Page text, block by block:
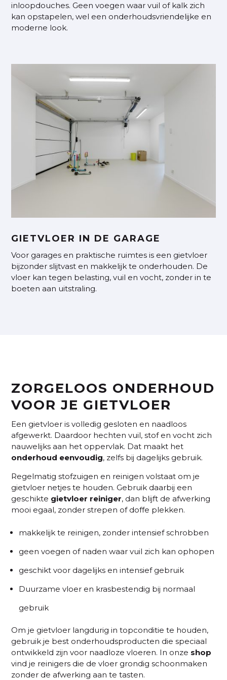
inloopdouches. Geen voegen waar vuil of kalk zich
kan opstapelen, wel een onderhoudsvriendelijke en
moderne look.
GIETVLOER IN DE GARAGE
Voor garages en praktische ruimtes is een gietvloer
bijzonder slijtvast en makkelijk te onderhouden. De
vloer kan tegen belasting, vuil en vocht, zonder in te
boeten aan uitstraling.
ZORGELOOS ONDERHOUD
VOOR JE GIETVLOER
Een gietvloer is volledig gesloten en naadloos
afgewerkt. Daardoor hechten vuil, stof en vocht zich
nauwelijks aan het oppervlak. Dat maakt het
onderhoud eenvoudig, zelfs bij dagelijks gebruik.
Regelmatig stofzuigen en reinigen volstaat om je
gietvloer netjes te houden. Gebruik daarbij een
geschikte gietvloer reiniger, dan blijft de afwerking
mooi egaal, zonder strepen of doffe plekken.
makkelijk te reinigen, zonder intensief schrobben
geen voegen of naden waar vuil zich kan ophopen
geschikt voor dagelijks en intensief gebruik
Duurzame vloer en krasbestendig bij normaal
gebruik
Om je gietvloer langdurig in topconditie te houden,
gebruik je best onderhoudsproducten die speciaal
ontwikkeld zijn voor naadloze vloeren. In onze shop
vind je reinigers die de vloer grondig schoonmaken
zonder de afwerking aan te tasten.